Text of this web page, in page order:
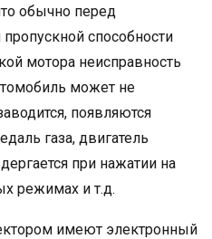
обычно перед
способности
мотора неисправность
может не
появляются
газа, двигатель
при нажатии на
режимах и т.д.
имеют электронный